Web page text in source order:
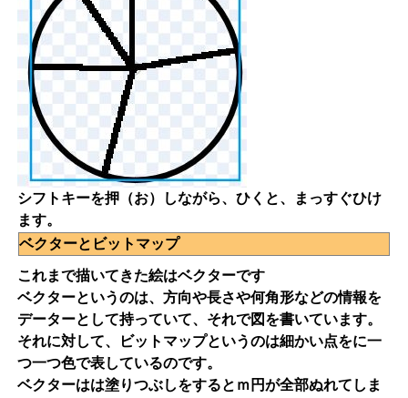
シフトキーを押（お）しながら、ひくと、まっすぐひけ
ます。
ベクターとビットマップ
これまで描いてきた絵はベクターです
ベクターというのは、方向や長さや何角形などの情報を
データーとして持っていて、それで図を書いています。
それに対して、ビットマップというのは細かい点をに一
つ一つ色で表しているのです。
ベクターはは塗りつぶしをするとｍ円が全部ぬれてしま